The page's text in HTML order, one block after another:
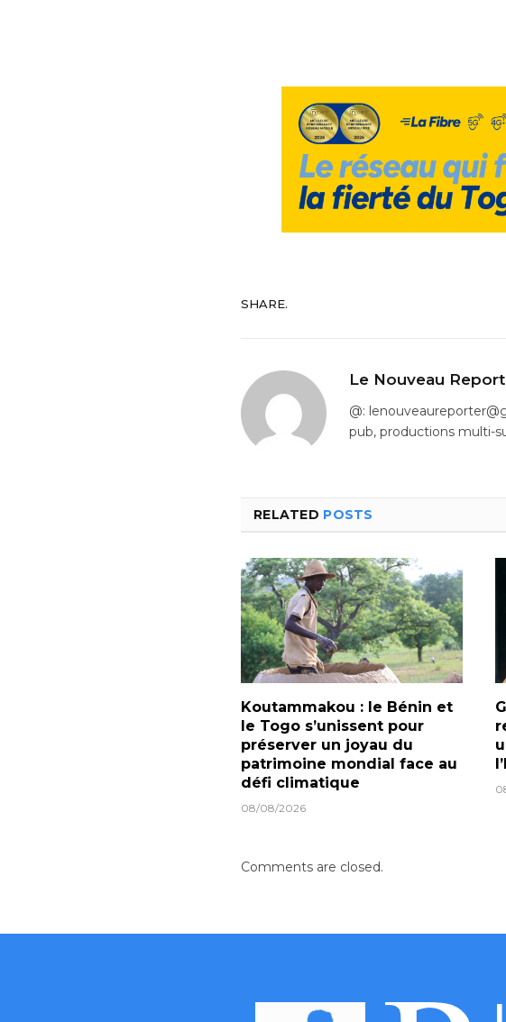
SHARE.
Le Nouveau
@:
pub, productions multi-
RELATED POSTS
Koutammakou : le Bénin et
le Togo s’unissent pour
préserver un joyau du
patrimoine mondial face au
défi climatique
08/08/2026
Comments are closed.